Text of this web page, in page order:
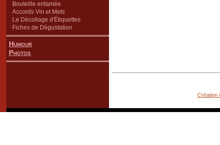
Bouteille entamée
Accords Vin et Mets
Le Décollage d'Étiquettes
Fiches de Dégustation
Humour
Photos
Création